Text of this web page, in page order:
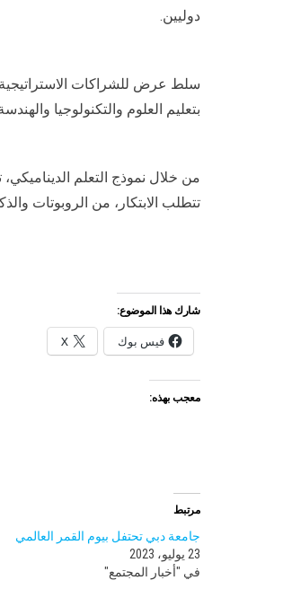
دوليين.
سلط عرض للشراكات الاستراتيجية
بتعليم العلوم والتكنولوجيا
من خلال نموذج التعلم
تتطلب الابتكار، من الروبوتات
شارك هذا الموضوع:
فيس بوك X
معجب بهذه:
مرتبط
جامعة دبي تحتفل بيوم القمر العالمي
23 يوليو، 2023
في "أخبار المجتمع"